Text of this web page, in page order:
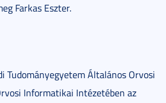
Farkas Eszter.
Tudományegyetem Általános Orvosi
Informatikai Intézetében az